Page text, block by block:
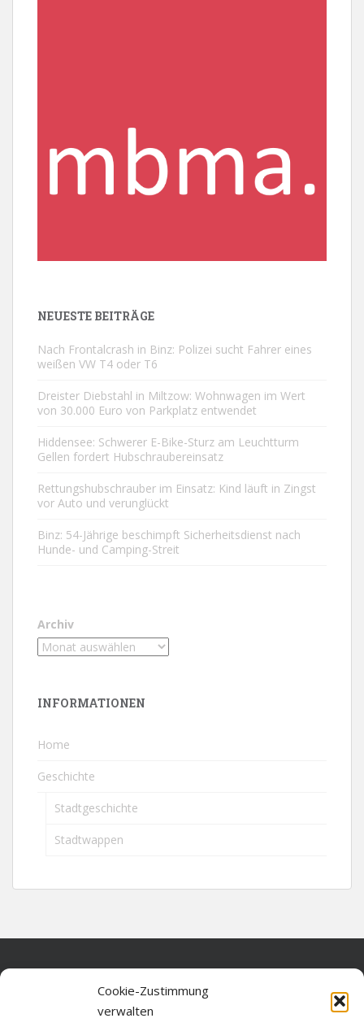
Cookie-Zustimmung
verwalten
NEUESTE BEITRÄGE
Nach Frontalcrash in Binz: Polizei sucht Fahrer eines
weißen VW T4 oder T6
Dreister Diebstahl in Miltzow: Wohnwagen im Wert
von 30.000 Euro von Parkplatz entwendet
Hiddensee: Schwerer E-Bike-Sturz am Leuchtturm
Gellen fordert Hubschraubereinsatz
Rettungshubschrauber im Einsatz: Kind läuft in Zingst
vor Auto und verunglückt
Binz: 54-Jährige beschimpft Sicherheitsdienst nach
Hunde- und Camping-Streit
Archiv
INFORMATIONEN
Home
Geschichte
Stadtgeschichte
Stadtwappen